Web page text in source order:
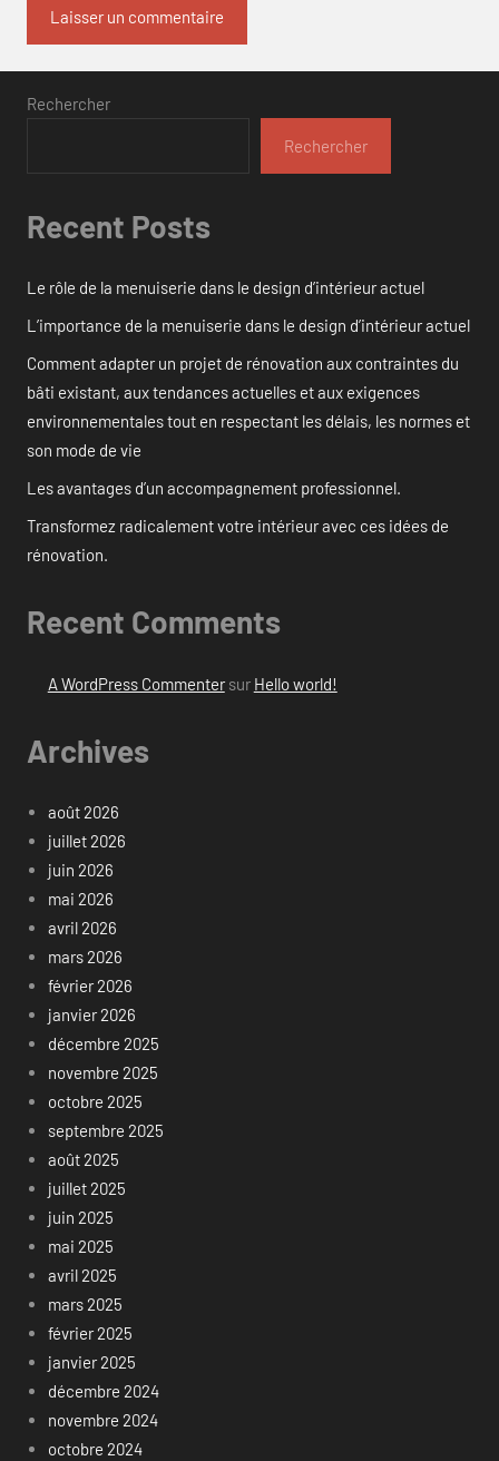
Rechercher
Rechercher
Recent Posts
Le rôle de la menuiserie dans le design d’intérieur actuel
L’importance de la menuiserie dans le design d’intérieur actuel
Comment adapter un projet de rénovation aux contraintes du
bâti existant, aux tendances actuelles et aux exigences
environnementales tout en respectant les délais, les normes et
son mode de vie
Les avantages d’un accompagnement professionnel.
Transformez radicalement votre intérieur avec ces idées de
rénovation.
Recent Comments
A WordPress Commentersur Hello world!
Archives
août 2026
juillet 2026
juin 2026
mai 2026
avril 2026
mars 2026
février 2026
janvier 2026
décembre 2025
novembre 2025
octobre 2025
septembre 2025
août 2025
juillet 2025
juin 2025
mai 2025
avril 2025
mars 2025
février 2025
janvier 2025
décembre 2024
novembre 2024
octobre 2024